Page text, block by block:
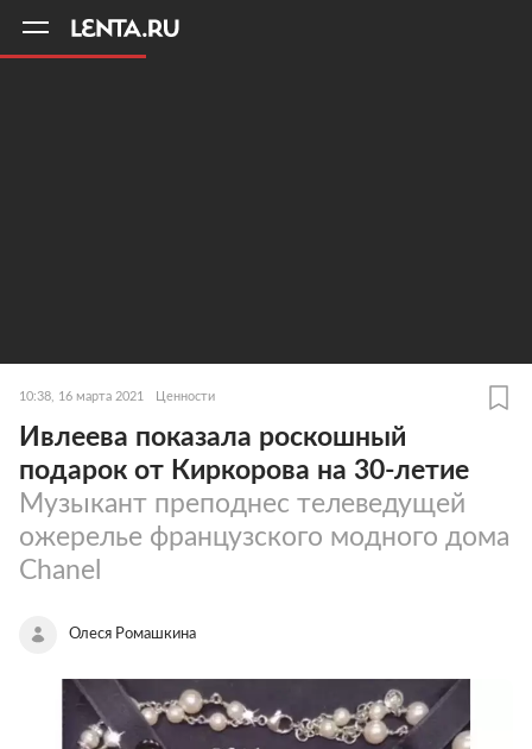
10:38, 16 марта 2021 Ценности
Ивлеева показала роскошный
подарок от Киркорова на 30-летие
Музыкант преподнес телеведущей
ожерелье французского модного дома
Chanel
Олеся Ромашкина